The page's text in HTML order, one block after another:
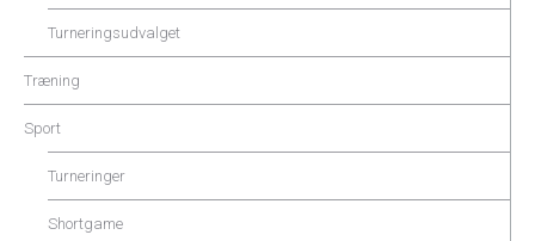
Turneringsudvalget
Træning
Sport
Turneringer
Shortgame